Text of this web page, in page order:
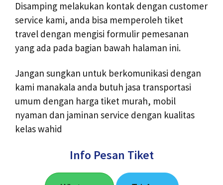
Disamping melakukan kontak dengan customer
service kami, anda bisa memperoleh tiket
travel dengan mengisi formulir pemesanan
yang ada pada bagian bawah halaman ini.
Jangan sungkan untuk berkomunikasi dengan
kami manakala anda butuh jasa transportasi
umum dengan harga tiket murah, mobil
nyaman dan jaminan service dengan kualitas
kelas wahid
Info Pesan Tiket